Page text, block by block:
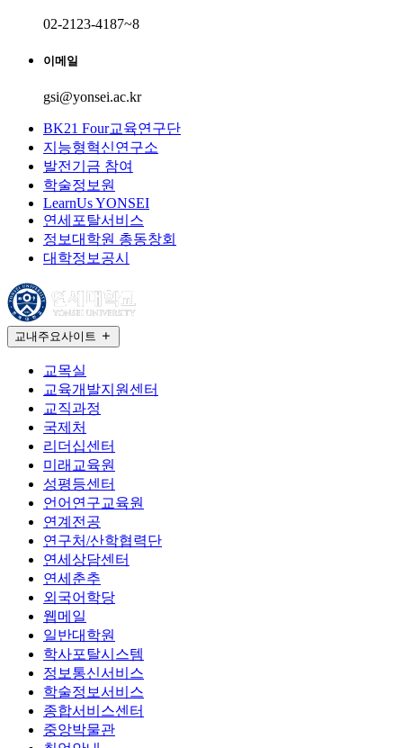
02-2123-4187~8
이메일
gsi@yonsei.ac.kr
BK21 Four교육연구단
지능형혁신연구소
발전기금 참여
학술정보원
LearnUs YONSEI
연세포탈서비스
정보대학원 총동창회
대학정보공시
교내주요사이트
교목실
교육개발지원센터
교직과정
국제처
리더십센터
미래교육원
성평등센터
언어연구교육원
연계전공
연구처/산학협력단
연세상담센터
연세춘추
외국어학당
웹메일
일반대학원
학사포탈시스템
정보통신서비스
학술정보서비스
종합서비스센터
중앙박물관